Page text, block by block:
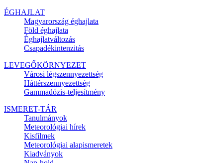
ÉGHAJLAT
Magyarország éghajlata
Föld éghajlata
Éghajlatváltozás
Csapadékintenzitás
LEVEGŐKÖRNYEZET
Városi légszennyezettség
Háttérszennyezettség
Gammadózis-teljesítmény
ISMERET-TÁR
Tanulmányok
Meteorológiai hírek
Kisfilmek
Meteorológiai alapismeretek
Kiadványok